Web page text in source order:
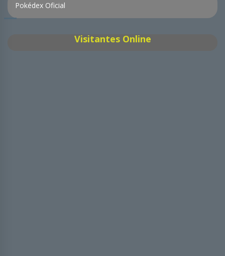
Pokédex Oficial
Visitantes Online